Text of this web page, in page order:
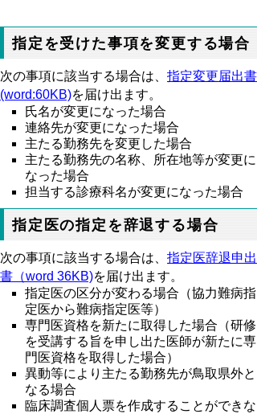
指定を受けた事項を変更する場合
次の事項に該当する場合は、 指定変更届出書
(word:60KB)を届け出ます。
氏名が変更になった場合
連絡先が変更になった場合
主たる勤務先を変更した場合
主たる勤務先の名称、所在地等が変更に
なった場合
担当する診療科名が変更になった場合
指定医の指定を辞退する場合
次の事項に該当する場合は、 指定医辞退申出
書（word 36KB)を届け出ます。
指定医の区分が変わる場合（協力難病指
定医から難病指定医等）
専門医資格を新たに取得した場合（研修
を受講する旨を申し出た医師が新たに専
門医資格を取得した場合）
異動等により主たる勤務先が鳥取県外と
なる場合
臨床調査個人票を作成することができな